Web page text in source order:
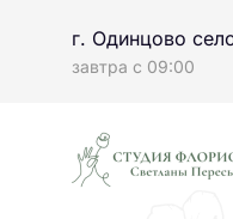
г. Одинцово
завтра с 09:00